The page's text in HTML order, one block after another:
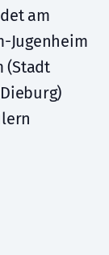
am
Jugenheim
(Stadt